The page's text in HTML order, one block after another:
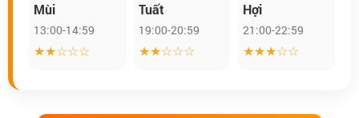
Mùi
13:00-14:59
★★☆☆☆
Tuất
19:00-20:59
★★☆☆☆
Hợi
21:00-22:59
★★★☆☆